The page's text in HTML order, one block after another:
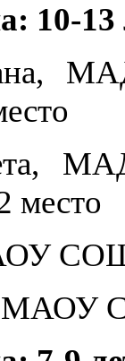
10-
место
МАОУ